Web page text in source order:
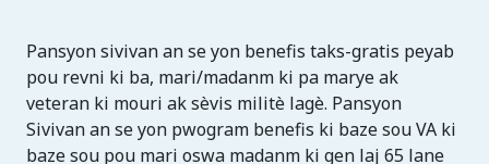
Pansyon sivivan an se yon benefis taks-gratis peyab
pou revni ki ba, mari/madanm ki pa marye ak
veteran ki mouri ak sèvis militè lagè. Pansyon
Sivivan an se yon pwogram benefis ki baze sou VA ki
baze sou pou mari oswa madanm ki gen laj 65 lane